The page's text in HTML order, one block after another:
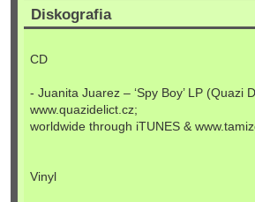
Diskografia
CD
- Juanita Juarez – ‘Spy Boy’ LP (Quazi
www.quazidelict.cz;
worldwide through iTUNES &
Vinyl